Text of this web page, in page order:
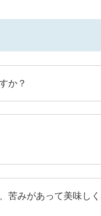
か？
苦みがあって美味し